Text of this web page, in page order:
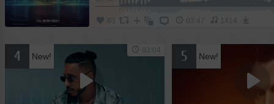
декабрь 63 03:47
4 New!
03:04 5 New!